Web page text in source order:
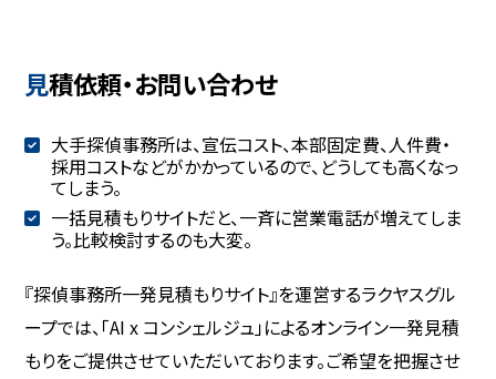
見積依頼・お問い合わせ
大手探偵事務所は、宣伝コスト、本部固定費、人件費・
採用コストなどがかかっているので、どうしても高くなっ
てしまう。
一括見積もりサイトだと、一斉に営業電話が増えてしま
う。比較検討するのも大変。
『探偵事務所一発見積もりサイト』を運営するラクヤスグル
ープでは、「AI x コンシェルジュ」によるオンライン一発見積
もりをご提供させていただいております。ご希望を把握させ